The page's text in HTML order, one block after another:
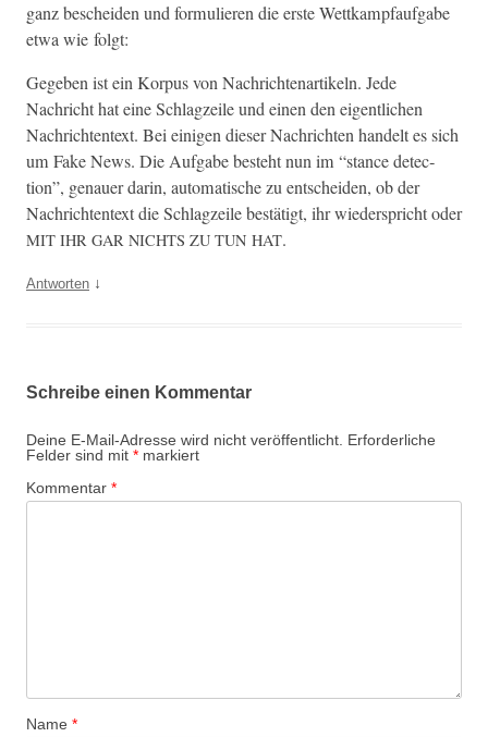
ganz beschei­den und for­mulieren die erste Wet­tkamp­fauf­gabe
etwa wie folgt:
Gegeben ist ein Kor­pus von Nachricht­e­nar­tikeln. Jede
Nachricht hat eine Schlagzeile und einen den eigentlichen
Nachrich­t­en­text. Bei eini­gen dieser Nachricht­en han­delt es sich
um Fake News. Die Auf­gabe beste­ht nun im “stance detec­
tion”, genauer darin, automa­tis­che zu entschei­den, ob der
Nachrich­t­en­text die Schlagzeile bestätigt, ihr wieder­spricht oder
MIT IHR GAR NICHTS ZU TUN HAT.
Antworten ↓
Schreibe einen Kommentar
Deine E-Mail-Adresse wird nicht veröffentlicht. Erforderliche
Felder sind mit * markiert
Kommentar *
Name *